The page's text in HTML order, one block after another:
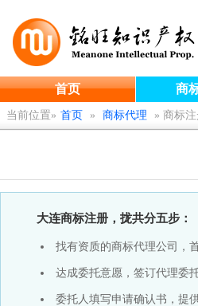
首页 商
当前位置» 首页 » 商标代理 » 商标
大连商标注册，拢共分五步：
找有资质的商标代理公司，
达成委托意愿，签订代理委
委托人填写申请确认书，提